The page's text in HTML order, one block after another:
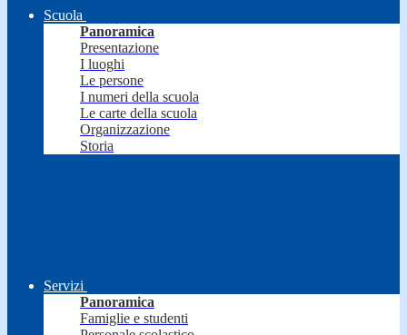
Scuola
Panoramica
Presentazione
I luoghi
Le persone
I numeri della scuola
Le carte della scuola
Organizzazione
Storia
Servizi
Panoramica
Famiglie e studenti